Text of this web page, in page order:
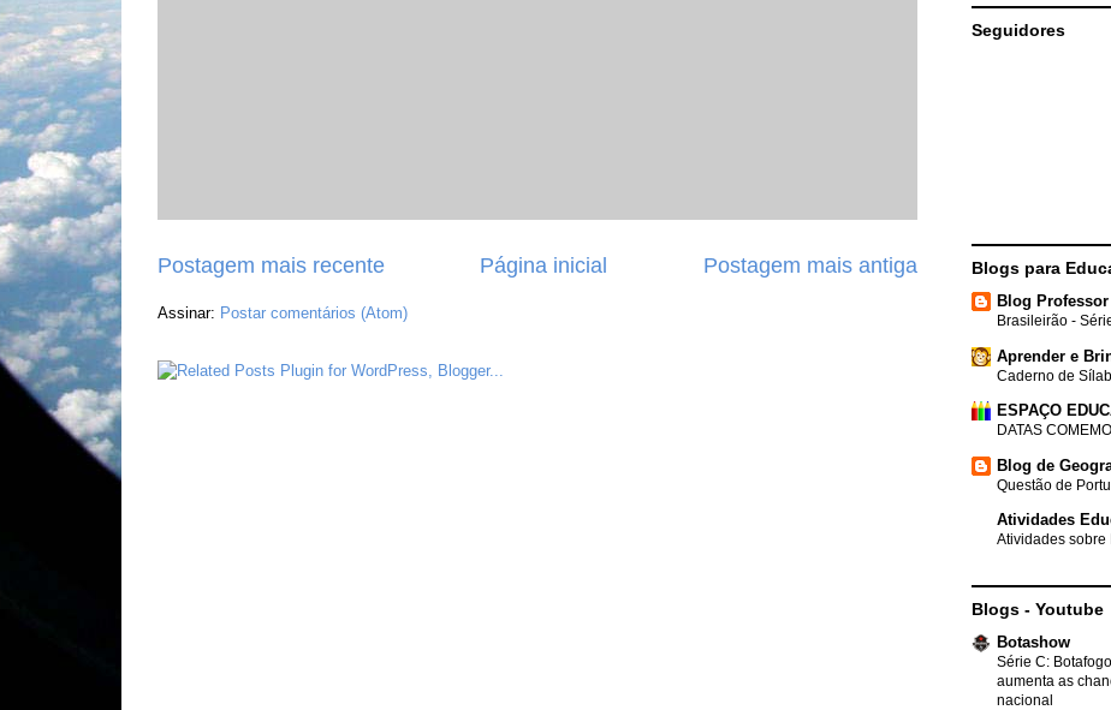
Postagem mais recente Postagem mais antiga
Página inicial
Assinar: Postar comentários (Atom)
Seguidores
Blogs para
Blog
Brasileirão -
Aprender e
Caderno de
ESPAÇO
DATAS
Blog de
Questão de
Atividades
Atividades sobre
Blogs - Youtube
Botashow
Série C:
aumenta as
nacional